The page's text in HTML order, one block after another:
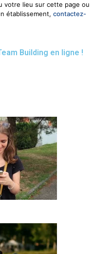
votre lieu sur cette page ou
établissement, contactez-
Building en ligne !